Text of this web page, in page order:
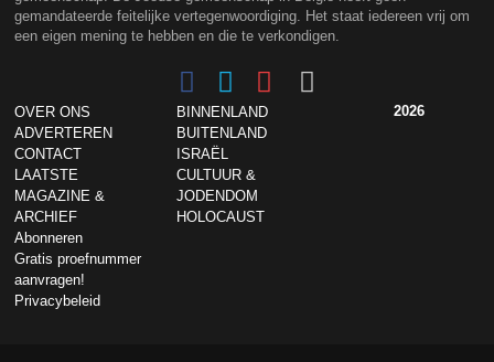
gemandateerde feitelijke vertegenwoordiging. Het staat iedereen vrij om
een eigen mening te hebben en die te verkondigen.
OVER ONS
ADVERTEREN
CONTACT
LAATSTE
MAGAZINE &
ARCHIEF
Abonneren
Gratis proefnummer
aanvragen!
Privacybeleid
BINNENLAND
BUITENLAND
ISRAËL
CULTUUR &
JODENDOM
HOLOCAUST
2026